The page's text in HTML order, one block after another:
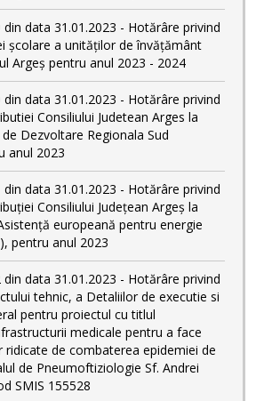
data 31.01.2023 - Hotărâre privind
şcolare a unităţilor de învăţământ
Argeş pentru anul 2023 - 2024
data 31.01.2023 - Hotărâre privind
Consiliului Judetean Arges la
Dezvoltare Regionala Sud
anul 2023
data 31.01.2023 - Hotărâre privind
Consiliului Județean Argeș la
europeană pentru energie
pentru anul 2023
data 31.01.2023 - Hotărâre privind
tehnic, a Detaliilor de executie si
pentru proiectul cu titlul
medicale pentru a face
de combaterea epidemiei de
de Pneumoftiziologie Sf. Andrei
SMIS 155528